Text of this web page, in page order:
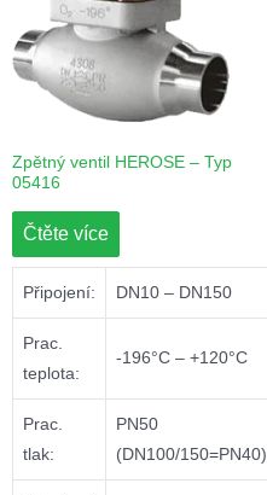
Zpětný ventil HEROSE – Typ
05416
Čtěte více
Připojení: DN10 – DN150
Prac.
teplota:
-196°C – +120°C
Prac.
tlak:
PN50
(DN100/150=PN40)